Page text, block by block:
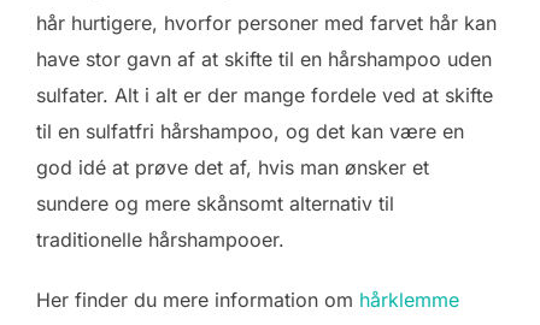
hår hurtigere, hvorfor personer med farvet hår kan
have stor gavn af at skifte til en hårshampoo uden
sulfater. Alt i alt er der mange fordele ved at skifte
til en sulfatfri hårshampoo, og det kan være en
god idé at prøve det af, hvis man ønsker et
sundere og mere skånsomt alternativ til
traditionelle hårshampooer.
Her finder du mere information om hårklemme